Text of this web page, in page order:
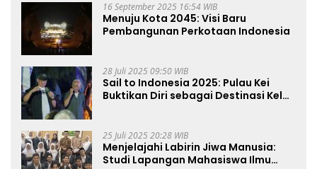
16 September 2025 16:54 WIB
Menuju Kota 2045: Visi Baru
Pembangunan Perkotaan Indonesia
28 Juli 2025 09:50 WIB
Sail to Indonesia 2025: Pulau Kei
Buktikan Diri sebagai Destinasi Kelas
25 Juli 2025 20:28 WIB
Menjelajahi Labirin Jiwa Manusia:
Studi Lapangan Mahasiswa Ilmu